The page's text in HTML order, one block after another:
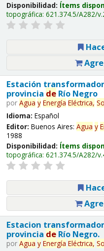
Disponibilidad: Ítems
topográfica: 621.374.5/A282/
Estación
provincia deRío Negro
por Agua y Energía Eléctrica,
Idioma: Español
Editor: Buenos Aires: Agua y
1988
Disponibilidad: Ítems
topográfica: 621.374.5/A282/
Estacion
provincia deRío Negro.
por Agua y Energía Eléctrica,